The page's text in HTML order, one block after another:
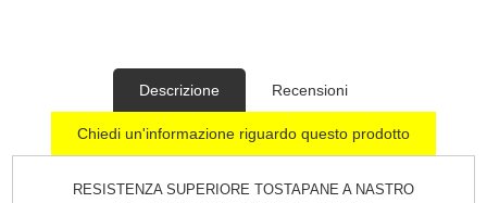
Descrizione Recensioni
Chiedi un'informazione riguardo questo prodotto
RESISTENZA SUPERIORE TOSTAPANE A NASTRO